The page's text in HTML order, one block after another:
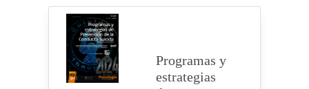
Programas y
estrategias